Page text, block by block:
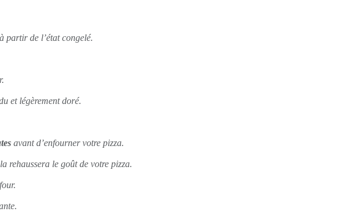
partir de l’état congelé.
et légèrement doré.
avant d’enfourner votre pizza.
rehaussera le goût de votre pizza.